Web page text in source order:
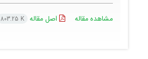
مشاهده مقاله اصل مقاله 803.25 K